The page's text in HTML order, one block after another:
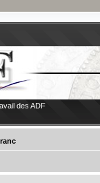
des ADF